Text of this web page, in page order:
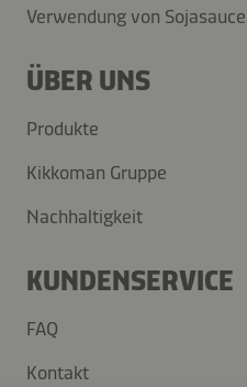
Verwendung von Sojasauce
ÜBER UNS
Produkte
Kikkoman Gruppe
Nachhaltigkeit
KUNDENSERVICE
FAQ
Kontakt